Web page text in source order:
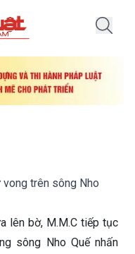
trên sông Nho
lên bờ, M.M.C tiếp tục
sông Nho Quế nhấn